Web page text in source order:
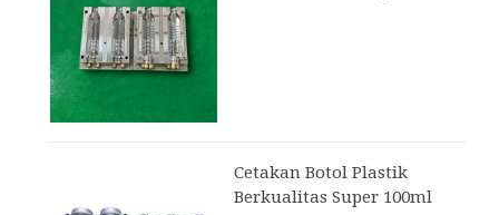
Cetakan Botol Plastik
Berkualitas Super 100ml